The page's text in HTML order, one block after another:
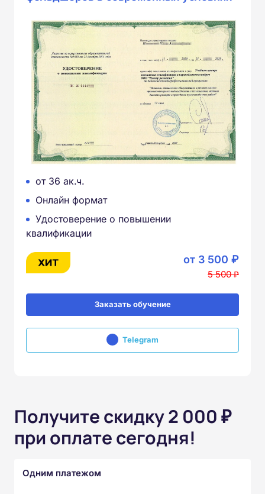
от 36 ак.ч.
Онлайн формат
Удостоверение о повышении
квалификации
от 3 500 ₽
5 500 ₽
Заказать обучение
Telegram
Получите скидку 2 000 ₽
при оплате сегодня!
Одним платежом